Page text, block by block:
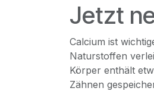
Jetzt
Calcium ist
Naturstoffen
Körper enthält
Zähnen